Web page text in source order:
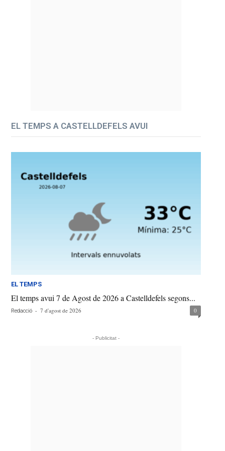
EL TEMPS A CASTELLDEFELS AVUI
EL TEMPS
El temps avui 7 de Agost de 2026 a Castelldefels segons...
Redacció - 7 d'agost de 2026 0
- Publicitat -